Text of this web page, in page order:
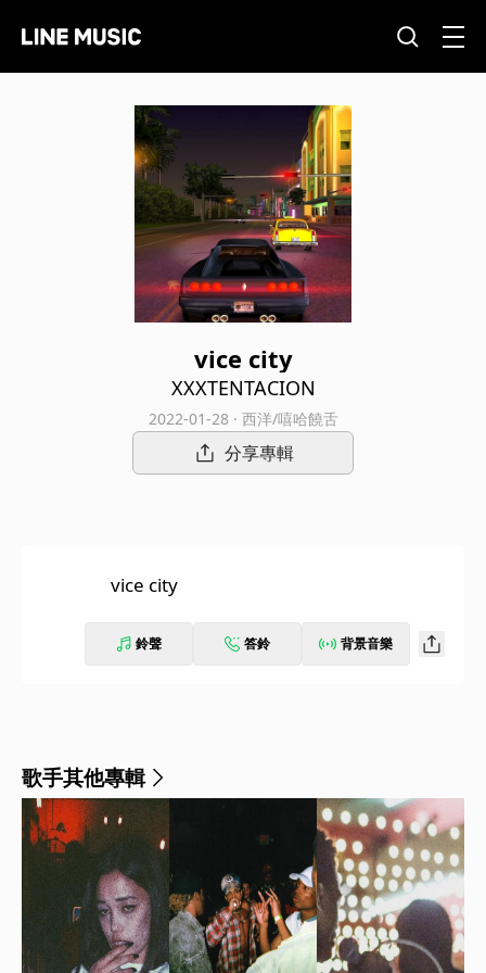
vice city
XXXTENTACION
2022-01-28 · 西洋/嘻哈饒舌
分享專輯
vice city
鈴聲 答鈴 背景音樂
歌手其他專輯